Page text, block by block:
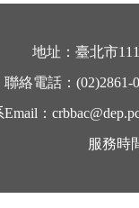
地址：臺北市
聯絡電話： (02)2861-
Email ：
服務時